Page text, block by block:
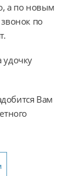
а по новым
по
удочку
Вам